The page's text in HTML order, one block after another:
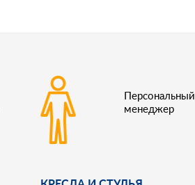
Персональный
менеджер